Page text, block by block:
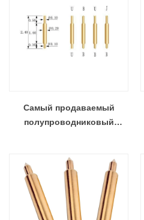
Самый продаваемый
полупроводниковый